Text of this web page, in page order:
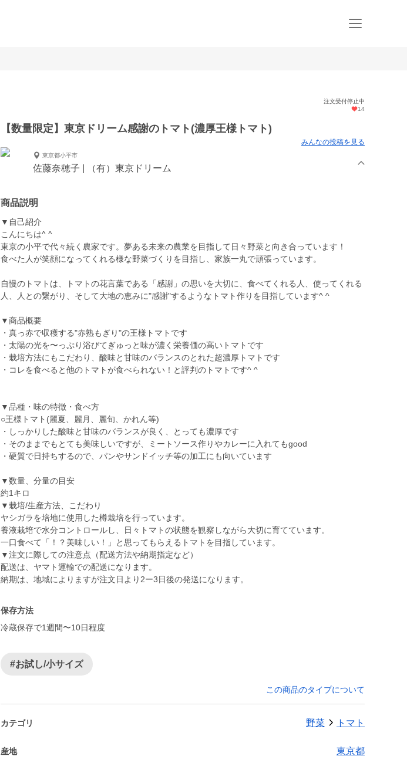
注文受付停止中
14
【数量限定】東京ドリーム感謝のトマト(濃厚王様トマト)
みんなの投稿を見る
東京都小平市
佐藤奈穂子 | （有）東京ドリーム
商品説明
▼自己紹介
こんにちは^ ^
東京の小平で代々続く農家です。夢ある未来の農業を目指して日々野菜と向き合っています！
食べた人が笑顔になってくれる様な野菜づくりを目指し、家族一丸で頑張っています。
自慢のトマトは、トマトの花言葉である「感謝」の思いを大切に、食べてくれる人、使ってくれる
人、人との繋がり、そして大地の恵みに"感謝"するようなトマト作りを目指しています^ ^
▼商品概要
・真っ赤で収穫する"赤熟もぎり"の王様トマトです
・太陽の光を〜っぷり浴びてぎゅっと味が濃く栄養価の高いトマトです
・栽培方法にもこだわり、酸味と甘味のバランスのとれた超濃厚トマトです
・コレを食べると他のトマトが食べられない！と評判のトマトです^ ^
▼品種・味の特徴・食べ方
○王様トマト(麗夏、麗月、麗旬、かれん等)
・しっかりした酸味と甘味のバランスが良く、とっても濃厚です
・そのままでもとても美味しいですが、ミートソース作りやカレーに入れてもgood
・硬質で日持ちするので、パンやサンドイッチ等の加工にも向いています
▼数量、分量の目安
約1キロ
▼栽培/生産方法、こだわり
ヤシガラを培地に使用した樽栽培を行っています。
養液栽培で水分コントロールし、日々トマトの状態を観察しながら大切に育てています。
一口食べて「！？美味しい！」と思ってもらえるトマトを目指しています。
▼注文に際しての注意点（配送方法や納期指定など）
配送は、ヤマト運輸での配送になります。
納期は、地域によりますが注文日より2ー3日後の発送になります。
保存方法
冷蔵保存で1週間〜10日程度
#お試し/小サイズ
この商品のタイプについて
カテゴリ 野菜 トマト
産地 東京都